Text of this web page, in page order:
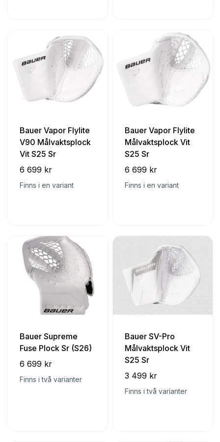
Bauer Vapor Flylite
V90 Målvaktsplock
Vit S25 Sr
6 699 kr
Finns i en variant
Bauer Vapor Flylite
Målvaktsplock Vit
S25 Sr
6 699 kr
Finns i en variant
Bauer Supreme
Fuse Plock Sr (S26)
6 699 kr
Finns i två varianter
Bauer SV-Pro
Målvaktsplock Vit
S25 Sr
3 499 kr
Finns i två varianter